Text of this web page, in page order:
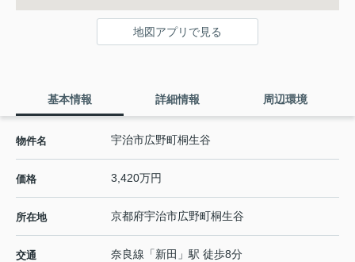
地図アプリで見る
基本情報 詳細情報 周辺環境
物件名 宇治市広野町桐生谷
価格 3,420万円
所在地 京都府宇治市広野町桐生谷
交通 奈良線 「新田 」駅 徒歩8分